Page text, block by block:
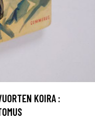
KOIRA :